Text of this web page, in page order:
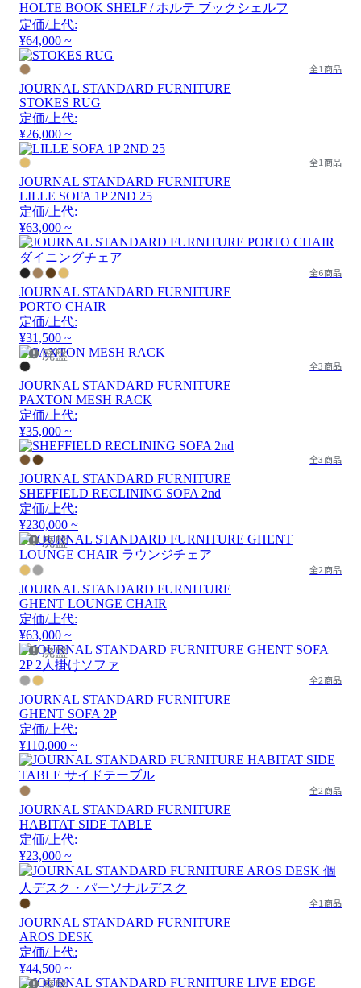
HOLTE BOOK SHELF / ホルテ ブックシェルフ
定価/上代:
¥64,000 ~
全1商品
JOURNAL STANDARD FURNITURE
STOKES RUG
定価/上代:
¥26,000 ~
全1商品
JOURNAL STANDARD FURNITURE
LILLE SOFA 1P 2ND 25
定価/上代:
¥63,000 ~
全6商品
JOURNAL STANDARD FURNITURE
PORTO CHAIR
定価/上代:
¥31,500 ~
廃盤
全3商品
JOURNAL STANDARD FURNITURE
PAXTON MESH RACK
定価/上代:
¥35,000 ~
全3商品
JOURNAL STANDARD FURNITURE
SHEFFIELD RECLINING SOFA 2nd
定価/上代:
¥230,000 ~
廃盤
全2商品
JOURNAL STANDARD FURNITURE
GHENT LOUNGE CHAIR
定価/上代:
¥63,000 ~
廃盤
全2商品
JOURNAL STANDARD FURNITURE
GHENT SOFA 2P
定価/上代:
¥110,000 ~
全2商品
JOURNAL STANDARD FURNITURE
HABITAT SIDE TABLE
定価/上代:
¥23,000 ~
全1商品
JOURNAL STANDARD FURNITURE
AROS DESK
定価/上代:
¥44,500 ~
廃盤